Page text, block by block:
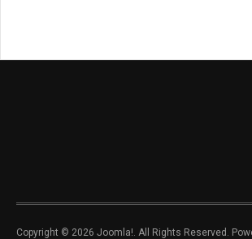
Copyright © 2026 Joomla!. All Rights Reserved.